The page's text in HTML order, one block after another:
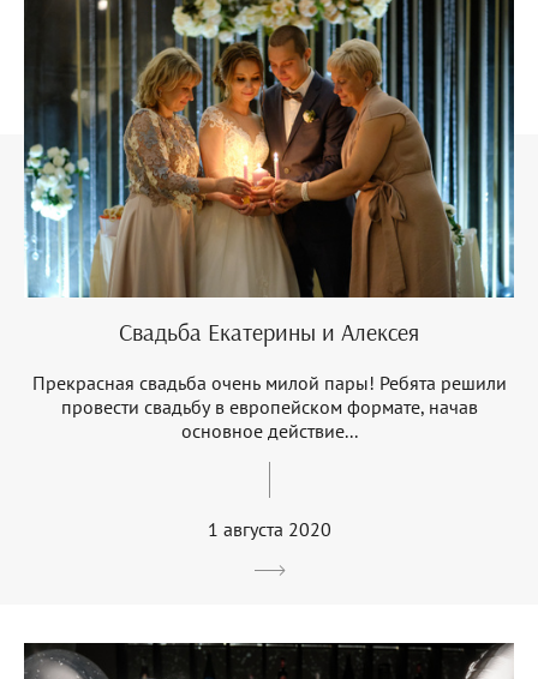
Свадьба Екатерины и Алексея
Прекрасная свадьба очень милой пары! Ребята решили
провести свадьбу в европейском формате, начав
основное действие...
1 августа 2020